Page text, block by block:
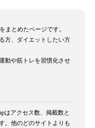
まとめたページです。
方、ダイエットしたい方
動や筋トレを習慣化させ
はアクセス数、掲載数と
。他のどのサイトよりも